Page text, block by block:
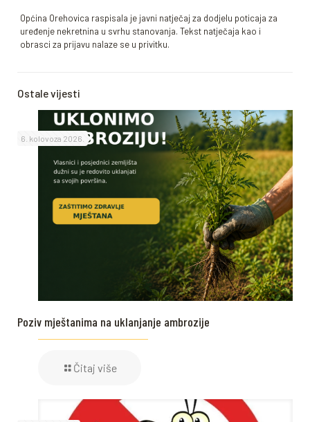
Općina Orehovica raspisala je javni natječaj za dodjelu poticaja za
uređenje nekretnina u svrhu stanovanja. Tekst natječaja kao i
obrasci za prijavu nalaze se u privitku.
Ostale vijesti
6. kolovoza 2026.
Poziv mještanima na uklanjanje ambrozije
Čitaj više